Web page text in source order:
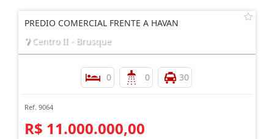
PREDIO COMERCIAL FRENTE A HAVAN
Centro II - Brusque
0 0 30
Ref. 9064
R$ 11.000.000,00